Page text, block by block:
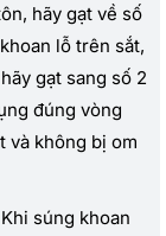
hãy gạt về số
lỗ trên sắt,
gạt sang số 2
đúng vòng
và không bị om
Khi súng khoan